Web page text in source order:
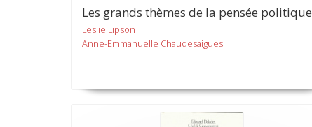
Les grands thèmes de la pensée politique
Leslie Lipson
Anne-Emmanuelle Chaudesaigues